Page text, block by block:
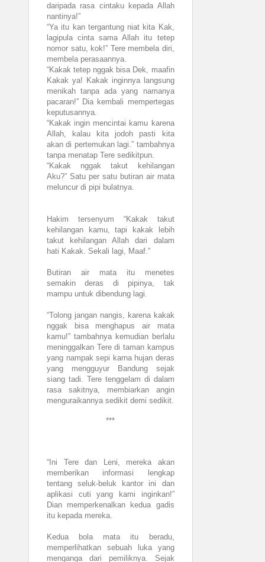
daripada rasa cintaku kepada Allah
nantinya!”
“Ya itu kan tergantung niat kita Kak,
lagipula cinta sama Allah itu tetep
nomor satu, kok!” Tere membela diri,
membela perasaannya.
“Kakak tetep nggak bisa Dek, maafin
Kakak ya! Kakak inginnya langsung
menikah tanpa ada yang namanya
pacaran!” Dia kembali mempertegas
keputusannya.
“Kakak ingin mencintai kamu karena
Allah, kalau kita jodoh pasti kita
akan di pertemukan lagi.” tambahnya
tanpa menatap Tere sedikitpun.
“Kakak nggak takut kehilangan
Aku?” Satu per satu butiran air mata
meluncur di pipi bulatnya.
Hakim tersenyum “Kakak takut
kehilangan kamu, tapi kakak lebih
takut kehilangan Allah dari dalam
hati Kakak. Sekali lagi, Maaf.”
Butiran air mata itu menetes
semakin deras di pipinya, tak
mampu untuk dibendung lagi.
“Tolong jangan nangis, karena kakak
nggak bisa menghapus air mata
kamu!” tambahnya kemudian berlalu
meninggalkan Tere di taman kampus
yang nampak sepi karna hujan deras
yang mengguyur Bandung sejak
siang tadi. Tere tenggelam di dalam
rasa sakitnya, membiarkan angin
menguraikannya sedikit demi sedikit.
***
“Ini Tere dan Leni, mereka akan
memberikan informasi lengkap
tentang seluk-beluk kantor ini dan
aplikasi cuti yang kami inginkan!”
Dian memperkenalkan kedua gadis
itu kepada mereka.
Kedua bola mata itu beradu,
memperlihatkan sebuah luka yang
menganga dari pemiliknya. Sejak